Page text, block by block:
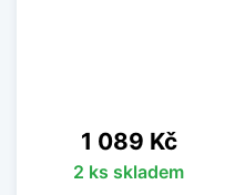
Cena
1 089 Kč
2 ks skladem